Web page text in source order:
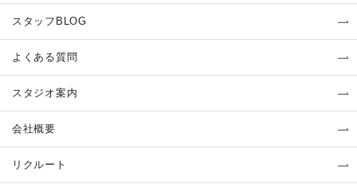
スタッフBLOG
よくある質問
スタジオ案内
会社概要
リクルート